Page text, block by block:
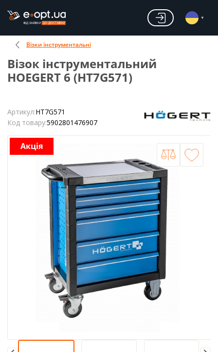
Візки інструментальні
Візок інструментальний
HOEGERT 6 (HT7G571)
Артикул:HT7G571
Код товару:5902801476907
Акція